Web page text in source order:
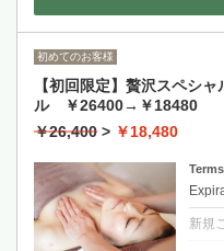
全身
ふき
初めてのお客様
【初回限定】贅沢スペシ
ル ￥26400→￥18480
￥26,400 > ￥18,480
新規